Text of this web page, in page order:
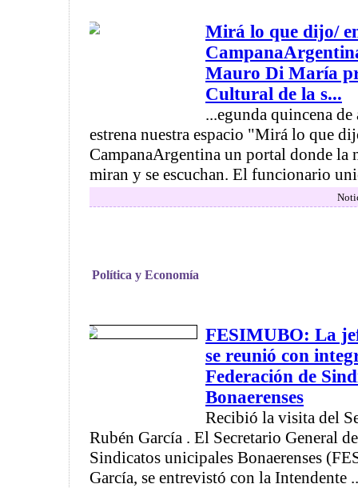
Mirá lo que dijo/
Mauro Di María
Cultural de la s...
...egunda quincena
estrena nuestra espacio "Mirá lo que
CampanaArgentina un portal donde la
miran y se escuchan. El funcionario
Política y Economía
FESIMUBO: La
se reunió con
Federación de
Bonaerenses
Recibió la visita del
Rubén García . El Secretario General
Sindicatos unicipales Bonaerenses
García, se entrevistó con la Intendente